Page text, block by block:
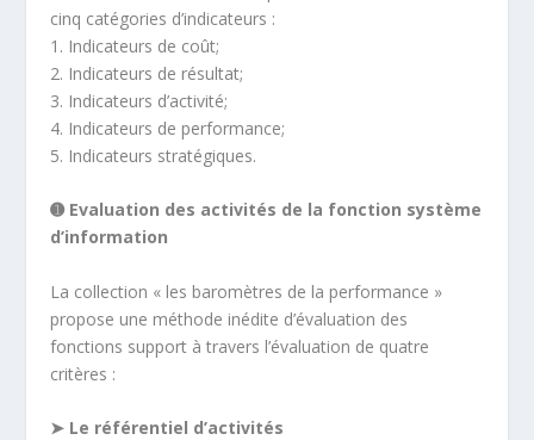
cinq catégories d’indicateurs :
1. Indicateurs de coût;
2. Indicateurs de résultat;
3. Indicateurs d’activité;
4. Indicateurs de performance;
5. Indicateurs stratégiques.
➊ Evaluation des activités de la fonction système
d’information
La collection « les baromètres de la performance »
propose une méthode inédite d’évaluation des
fonctions support à travers l’évaluation de quatre
critères :
➤ Le référentiel d’activités